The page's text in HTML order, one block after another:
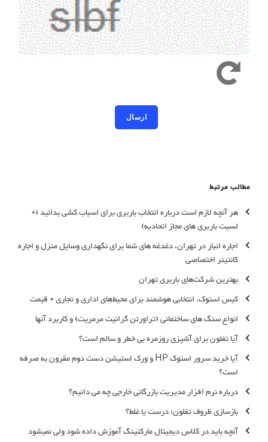
مطالب مرتبط
هر آنچه لازم است درباره انتخاب باربری برای اسباب کشی بدانید (+
لسیت باربری های مجاز اتحادیه)
اجاره انبار در تهران، دغدغه های شما برای نگهداری وسایل منزل و اجاره
کانتینر اختصاصی
بهترین شرکت‌های باربری تهران
کیس استوک، انتخابی هوشمند برای محیط‌های اداری و تجاری + قیمت‌
انواع سنگ های ساختمانی (تراورتن گرانیت مرمریت) و کاربرد آنها
آیا تفلون برای آشپزی روزمره بی خطر و سالم است؟
آیا خرید سرور استوک HP و ورک استیشن دست دوم مقرون به صرفه
است؟
درباره نرم افزار مدیریت بازرگانی خارجی چه می دانیم؟
بازسازی ظروف تفلون؛ درست یا غلط؟
آنچه باید در کلاس دیجیتال مارکتینگ آموزش داده شود ولی نمیشود